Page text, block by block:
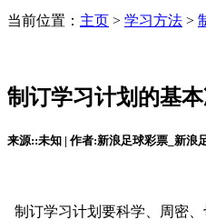
当前位置： 主页 > 学习方法 >
制订学习计划的基本
来源::未知 | 作者:新浪足球彩票_新浪
制订学习计划要科学、周密